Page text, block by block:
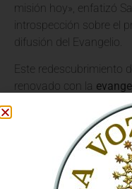
misión hoy», enfatizó
introspección sobre el
difusión del Evangelio.
Este redescubrimiento
renovado con la
palabras, sino también
el amor de Cristo. Se
auténtica y
haciendo presente el